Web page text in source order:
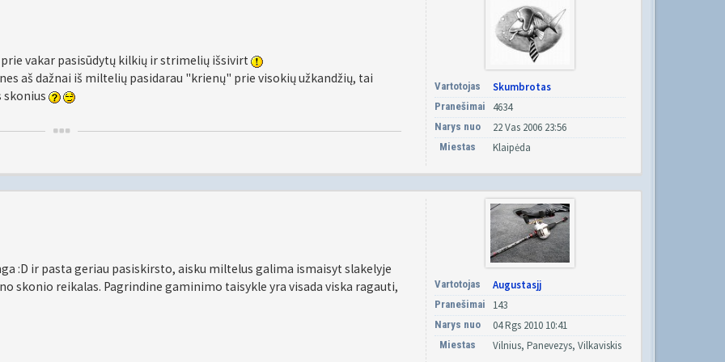
vakar pasisūdytų kilkių ir strimelių išsivirt
aš dažnai iš miltelių pasidarau "krienų" prie visokių užkandžių, tai
skonius
Vartotojas Skumbrotas
Pranešimai 4634
Narys nuo 22 Vas 2006 23:56
Miestas Klaipėda
:D ir pasta geriau pasiskirsto, aisku miltelus galima ismaisyt slakelyje
skonio reikalas. Pagrindine gaminimo taisykle yra visada viska ragauti,
Vartotojas Augustasjj
Pranešimai 143
Narys nuo 04 Rgs 2010 10:41
Miestas Vilnius, Panevezys, Vilkaviskis